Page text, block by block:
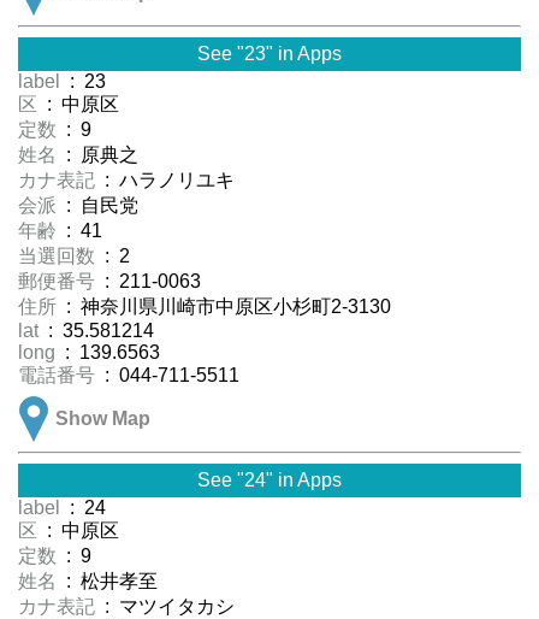
See "23" in Apps
label
: 23
区 : 中原区
定数 : 9
姓名
: 原典之
カナ表記 : ハラノリユキ
会派 : 自民党
年齢 : 41
当選回数 : 2
郵便番号 : 211-0063
住所 : 神奈川県川崎市中原区小杉町2-3130
lat : 35.581214
long : 139.6563
電話番号 : 044-711-5511
Show Map
See "24" in Apps
label
: 24
区 : 中原区
定数 : 9
姓名
: 松井孝至
カナ表記 : マツイタカシ